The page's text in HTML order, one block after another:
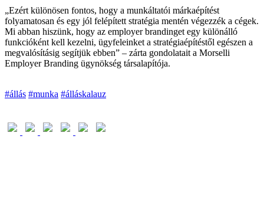
„Ezért különösen fontos, hogy a munkáltatói márkaépítést
folyamatosan és egy jól felépített stratégia mentén végezzék a cégek.
Mi abban hiszünk, hogy az employer brandinget egy különálló
funkcióként kell kezelni, ügyfeleinket a stratégiaépítéstől egészen a
megvalósításig segítjük ebben” – zárta gondolatait a Morselli
Employer Branding ügynökség társalapítója.
#állás #munka #álláskalauz